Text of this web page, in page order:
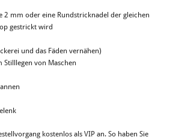
2 mm oder eine Rundstricknadel der gleichen
gestrickt wird
und das Fäden vernähen)
Stilllegen von Maschen
kostenlos als VIP an. So haben Sie